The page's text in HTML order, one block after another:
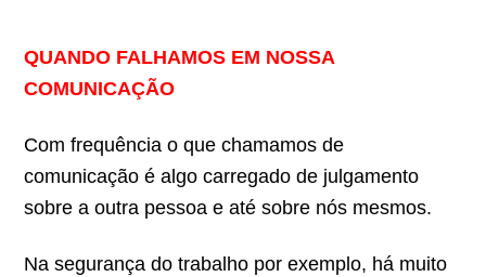
QUANDO FALHAMOS EM NOSSA
COMUNICAÇÃO
Com frequência o que chamamos de
comunicação é algo carregado de julgamento
sobre a outra pessoa e até sobre nós mesmos.
Na segurança do trabalho por exemplo, há muito